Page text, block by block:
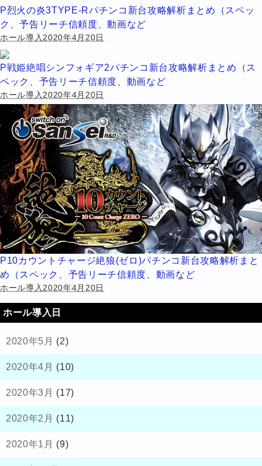
P烈火の炎3TYPE-Rパチンコ新台攻略解析まとめ（スペッ
ク、予告リーチ信頼度、動画など
ホール導入2020年4月20日
P戦姫絶唱シンフォギア2パチンコ新台攻略解析まとめ（ス
ペック、予告リーチ信頼度、動画など
ホール導入2020年4月20日
P10カウントチャージ絶狼(ゼロ)パチンコ新台攻略解析まと
め（スペック、予告リーチ信頼度、動画など
ホール導入2020年4月20日
ホール導入日
2020年5月 (2)
2020年4月 (10)
2020年3月 (17)
2020年2月 (11)
2020年1月 (9)